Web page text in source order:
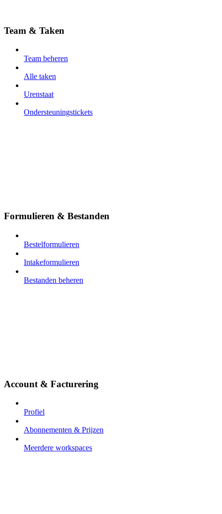
Team & Taken
Team beheren
Alle taken
Urenstaat
Ondersteuningstickets
Formulieren & Bestanden
Bestelformulieren
Intakeformulieren
Bestanden beheren
Account & Facturering
Profiel
Abonnementen & Prijzen
Meerdere workspaces